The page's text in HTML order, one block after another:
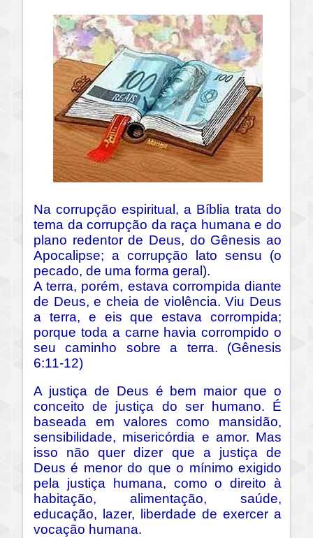
Na corrupção espiritual, a Bíblia trata do
tema da corrupção da raça humana e do
plano redentor de Deus, do Gênesis ao
Apocalipse; a corrupção lato sensu (o
pecado, de uma forma geral).
A terra, porém, estava corrompida diante
de Deus, e cheia de violência. Viu Deus
a terra, e eis que estava corrompida;
porque toda a carne havia corrompido o
seu caminho sobre a terra. (Gênesis
6:11-12)
A justiça de Deus é bem maior que o
conceito de justiça do ser humano. É
baseada em valores como mansidão,
sensibilidade, misericórdia e amor. Mas
isso não quer dizer que a justiça de
Deus é menor do que o mínimo exigido
pela justiça humana, como o direito à
habitação, alimentação, saúde,
educação, lazer, liberdade de exercer a
vocação humana.